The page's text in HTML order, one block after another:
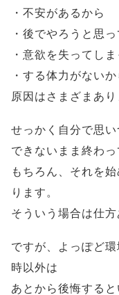
・不安があるから
・後でやろうと思
・意欲を失ってし
・する体力がないか
原因はさまざまあり
せっかく自分で思
できないまま終わ
もちろん、それを
ります。
そういう場合は仕方
ですが、よっぽど
時以外は
あとから後悔する